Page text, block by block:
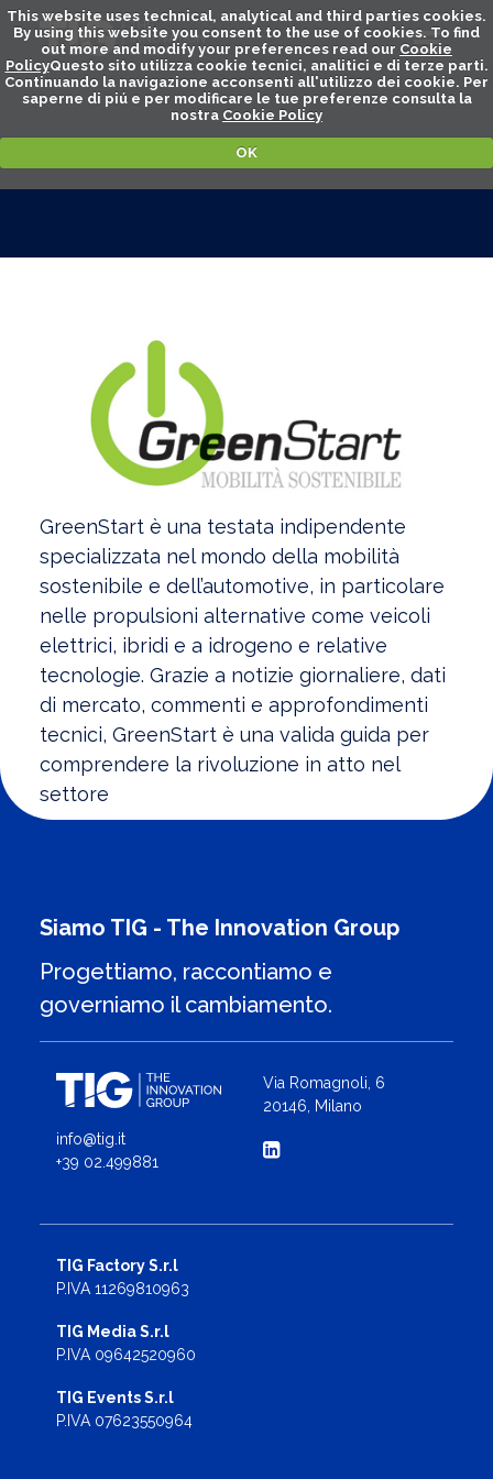
This website uses technical, analytical and third parties cookies.
By using this website you consent to the use of cookies. To find
out more and modify your preferences read our Cookie
PolicyQuesto sito utilizza cookie tecnici, analitici e di terze parti.
Continuando la navigazione acconsenti all'utilizzo dei cookie. Per
saperne di piú e per modificare le tue preferenze consulta la
nostra Cookie Policy
OK
GreenStart è una testata indipendente
specializzata nel mondo della mobilità
sostenibile e dell’automotive, in particolare
nelle propulsioni alternative come veicoli
elettrici, ibridi e a idrogeno e relative
tecnologie. Grazie a notizie giornaliere, dati
di mercato, commenti e approfondimenti
tecnici, GreenStart è una valida guida per
comprendere la rivoluzione in atto nel
settore
Siamo TIG - The Innovation Group
Progettiamo, raccontiamo e
governiamo il cambiamento.
info@tig.it
+39 02.499881
Via Romagnoli, 6
20146, Milano
TIG Factory S.r.l
P.IVA 11269810963
TIG Media S.r.l
P.IVA 09642520960
TIG Events S.r.l
P.IVA 07623550964